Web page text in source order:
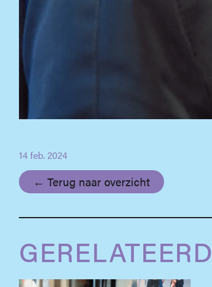
14 feb. 2024
← Terug naar overzicht